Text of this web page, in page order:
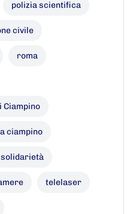
polizia scientifica
civile
roma
Ciampino
ciampino
solidarietà
telelaser